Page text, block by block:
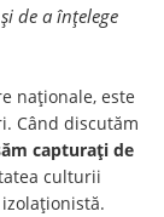
de a înțelege
naționale, este
Când discutăm
capturați de
culturii